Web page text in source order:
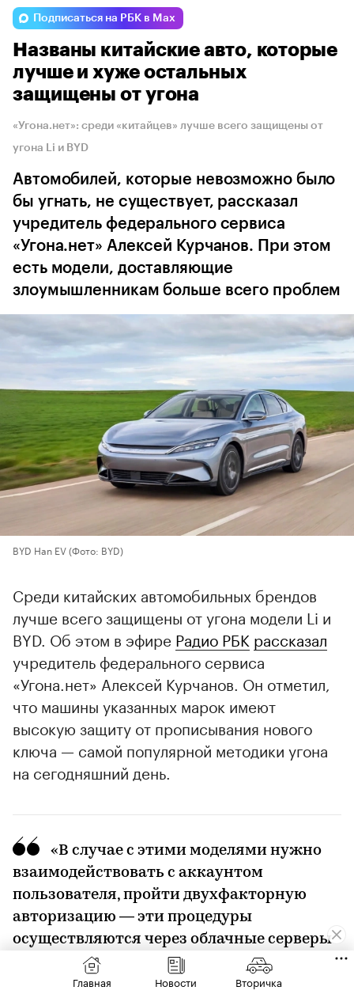
Подписаться на РБК в Max
Названы китайские авто, которые
лучше и хуже остальных
защищены от угона
«Угона.нет»: среди «китайцев» лучше всего защищены от
угона Li и BYD
Автомобилей, которые невозможно было
бы угнать, не существует, рассказал
учредитель федерального сервиса
«Угона.нет» Алексей Курчанов. При этом
есть модели, доставляющие
злоумышленникам больше всего проблем
BYD Han EV(Фото: BYD)
Среди китайских автомобильных брендов
лучше всего защищены от угона модели Li и
BYD. Об этом в эфире Радио РБК рассказал
учредитель федерального сервиса
«Угона.нет» Алексей Курчанов. Он отметил,
что машины указанных марок имеют
высокую защиту от прописывания нового
ключа — самой популярной методики угона
на сегодняшний день.
«В случае с этими моделями нужно
взаимодействовать с аккаунтом
пользователя, пройти двухфакторную
авторизацию — эти процедуры
осуществляются через облачные серверы
производителя», — объяснил эксперт.
Главная Новости Вторичка